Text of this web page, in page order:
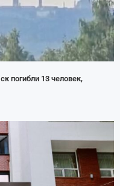
погибли 13 человек,